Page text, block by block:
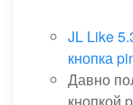
JL Like
кнопка
Давно